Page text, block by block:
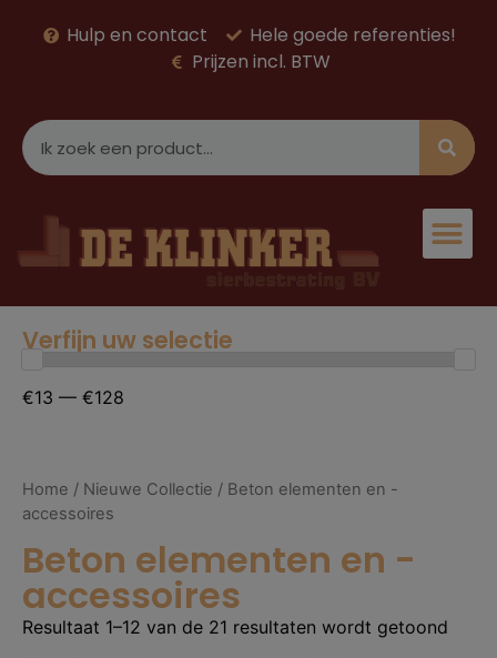
Hulp en contact
Hele goede referenties!
Prijzen incl. BTW
Verfijn uw selectie
€13 — €128
Home / Nieuwe Collectie / Beton elementen en -
accessoires
Beton elementen en -
accessoires
Resultaat 1–12 van de 21 resultaten wordt getoond